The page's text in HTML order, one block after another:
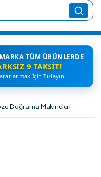
TÜM ÜRÜNLERDE
9 TAKSIT!
İçin Tıklayın!
Doğrama Makineleri